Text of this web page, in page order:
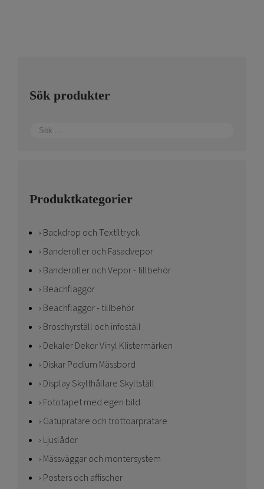
Sök produkter
Produktkategorier
Backdrop och Textiltryck
Banderoller och Fasadvepor
Banderoller och Vepor - tillbehör
Beachflaggor
Beachflaggor - tillbehör
Broschyrställ och infoställ
Dekaler Dekor Vinyl Klistermärken
Diskar Podium Mässbord
Display Skylthållare Skyltställ
Fototapet med egen bild
Gatupratare och trottoarpratare
Ljuslådor
Mässväggar och montersystem
Posters och affischer